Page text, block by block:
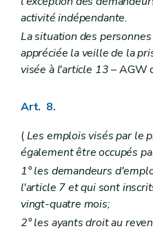
activité indépendante.
La situation des
appréciée la veille de la
visée à l'article 13– AGW
Art. 8.
(Les emplois visés par le
également être occupés
1° les demandeurs
l'article 7 et qui sont
vingt-quatre mois;
2° les ayants droit au